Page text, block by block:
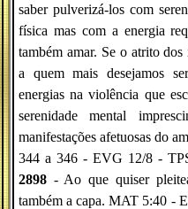
saber pulverizá-los com
física mas com a energia
também amar. Se o atrito
a quem mais desejamos
energias na violência que
serenidade mental
manifestações afetuosas do
344 a 346 - EVG 12/8 -
2898 - Ao que quiser
também a capa. MAT 5:40 -